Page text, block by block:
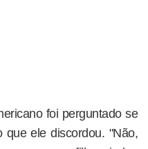
foi perguntado se
que ele discordou. "Não,